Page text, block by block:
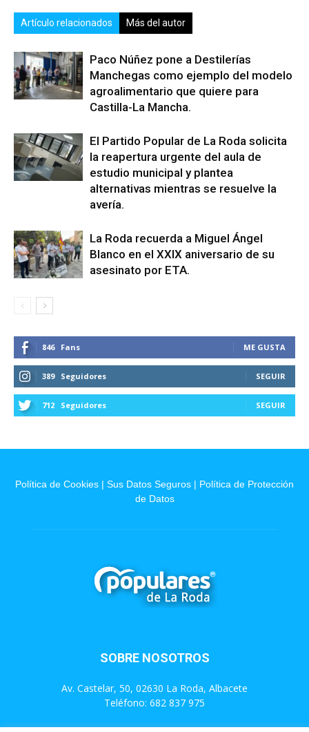
Artículo relacionados Más del autor
Paco Núñez pone a Destilerías
Manchegas como ejemplo del modelo
agroalimentario que quiere para
Castilla-La Mancha.
El Partido Popular de La Roda solicita
la reapertura urgente del aula de
estudio municipal y plantea
alternativas mientras se resuelve la
avería.
La Roda recuerda a Miguel Ángel
Blanco en el XXIX aniversario de su
asesinato por ETA.
846 Fans ME GUSTA
389 Seguidores SEGUIR
712 Seguidores SEGUIR
Política de Cookies | Sus Datos Seguros | Política de Protección
de Datos
SOBRE NOSOTROS
Av. Castelar, 50, 02630 La Roda, Albacete
Teléfono: 682 837 975